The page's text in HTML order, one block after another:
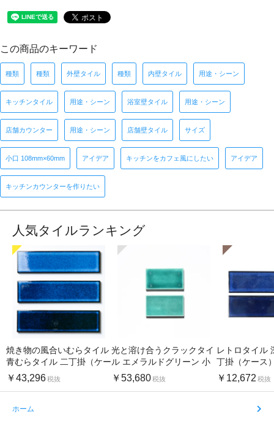
この商品のキーワード
種類 種類 外壁タイル 種類 内壁タイル 用途・シーン
キッチンタイル 用途・シーン 浴室壁タイル 用途・シーン
店舗カウンター 用途・シーン 店舗壁タイル サイズ
小口 108mm×60mm アイデア キッチンをカフェ風にしたい アイデア
キッチンカウンターを作りたい
人気タイルランキング
焼き物の風合いむらタイル
青むらタイル 二丁掛（ケー
ス）
￥43,296税抜
光と溶け合うクラックタイ
ル エメラルドグリーン 小
口（ケース）
￥53,680税抜
レトロタイル
丁掛（ケース
￥12,672 税抜
ホーム